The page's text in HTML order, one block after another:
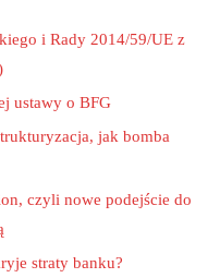
i Rady 2014/59/UE z
ustawy o BFG
jak bomba
czyli nowe podejście do
straty banku?